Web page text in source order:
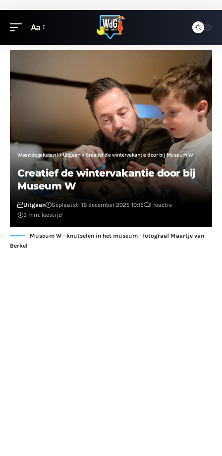
Aa
Weertdegekste.nl>Uitgaan>Creatief de wintervakantie door bij Museum W
Creatief de wintervakantie door bij
Museum W
Uitgaan Geplaatst: 18 december 2025 10:15
1 reactie
3 min. leestijd
Museum W - knutselen in het museum - fotograaf Maartje van
Berkel